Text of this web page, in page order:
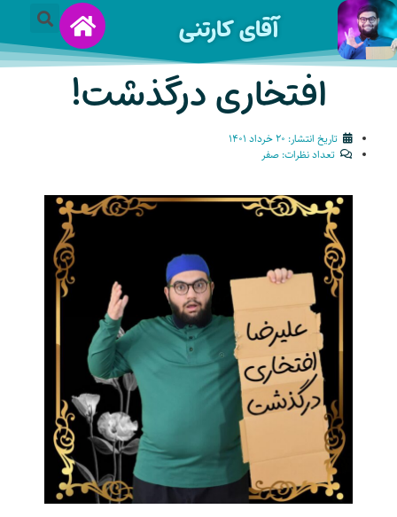
آقای کارتنی
افتخاری درگذشت!
تاریخ انتشار:
تعداد نظرات: صفر